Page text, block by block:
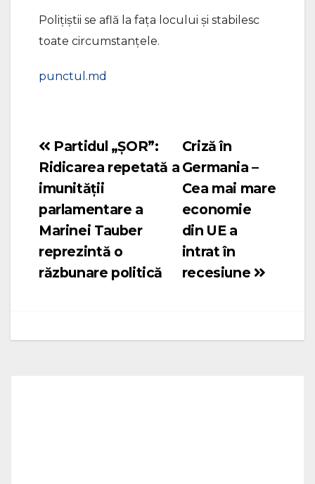
Polițiștii se află la fața locului și stabilesc
toate circumstanțele.
punctul.md
Navigare
în
articole
Criză în
Germania –
Cea mai mare
economie
din UE a
intrat în
recesiune
Partidul „ȘOR”:
Ridicarea repetată a
imunității
parlamentare a
Marinei Tauber
reprezintă o
răzbunare politică